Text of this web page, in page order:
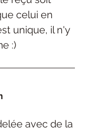
celui en
unique, il n'y
:)
avec de la